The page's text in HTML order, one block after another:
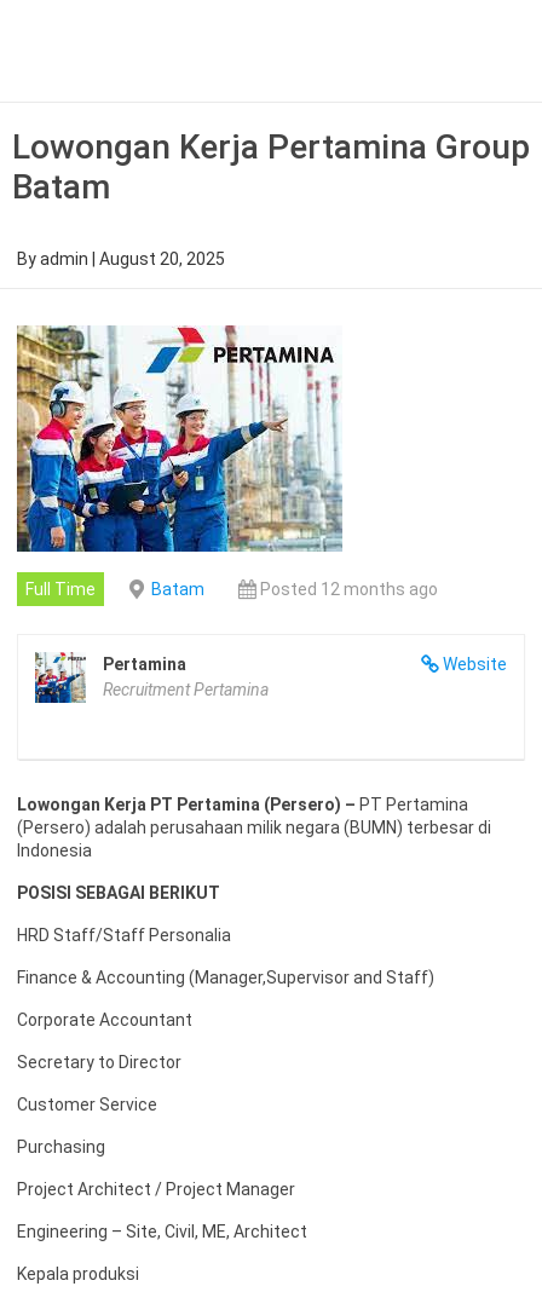
Lowongan Kerja Pertamina Group
Batam
Byadmin August 20, 2025
Full Time Batam Posted 12 months ago
Website
Pertamina
Recruitment Pertamina
Lowongan Kerja PT Pertamina (Persero) – PT Pertamina
(Persero) adalah perusahaan milik negara (BUMN) terbesar di
Indonesia
POSISI SEBAGAI BERIKUT
HRD Staff/Staff Personalia
Finance & Accounting (Manager,Supervisor and Staff)
Corporate Accountant
Secretary to Director
Customer Service
Purchasing
Project Architect / Project Manager
Engineering – Site, Civil, ME, Architect
Kepala produksi